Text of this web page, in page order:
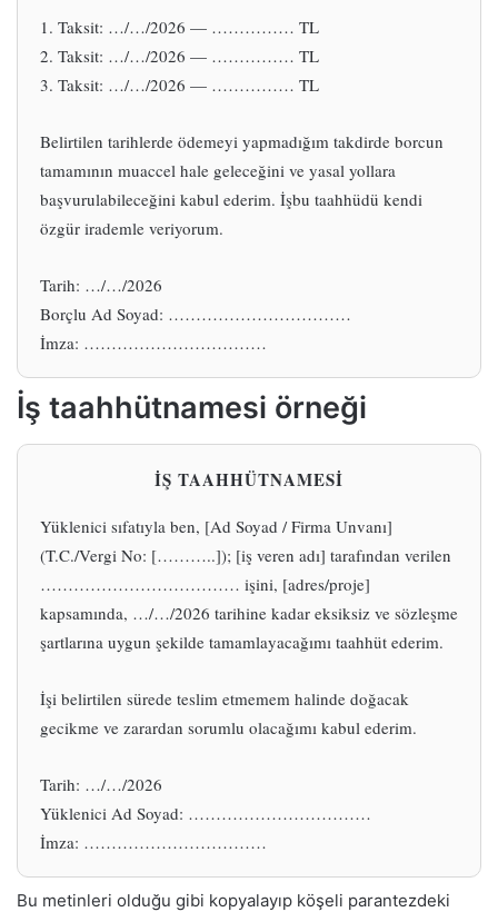
1. Taksit: …/…/2026 — …………… TL
2. Taksit: …/…/2026 — …………… TL
3. Taksit: …/…/2026 — …………… TL
Belirtilen tarihlerde ödemeyi yapmadığım takdirde borcun
tamamının muaccel hale geleceğini ve yasal yollara
başvurulabileceğini kabul ederim. İşbu taahhüdü kendi
özgür irademle veriyorum.
Tarih: …/…/2026
Borçlu Ad Soyad: ……………………………
İmza: ……………………………
İş taahhütnamesi örneği
İŞ TAAHHÜTNAMESİ
Yüklenici sıfatıyla ben, [Ad Soyad / Firma Unvanı]
(T.C./Vergi No: [………..]); [iş veren adı] tarafından verilen
……………………………… işini, [adres/proje]
kapsamında, …/…/2026 tarihine kadar eksiksiz ve sözleşme
şartlarına uygun şekilde tamamlayacağımı taahhüt ederim.
İşi belirtilen sürede teslim etmemem halinde doğacak
gecikme ve zarardan sorumlu olacağımı kabul ederim.
Tarih: …/…/2026
Yüklenici Ad Soyad: ……………………………
İmza: ……………………………
Bu metinleri olduğu gibi kopyalayıp köşeli parantezdeki